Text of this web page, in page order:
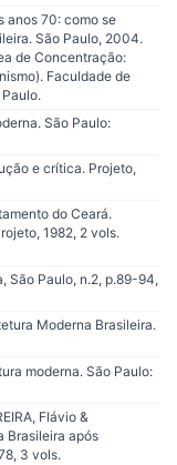
anos 70: como se
São Paulo, 2004.
de Concentração:
Faculdade de
São Paulo:
e crítica. Projeto,
do Ceará.
1982, 2 vols.
São Paulo, n.2, p.89-94,
Moderna Brasileira.
moderna. São Paulo:
Flávio &
Brasileira após
3 vols.